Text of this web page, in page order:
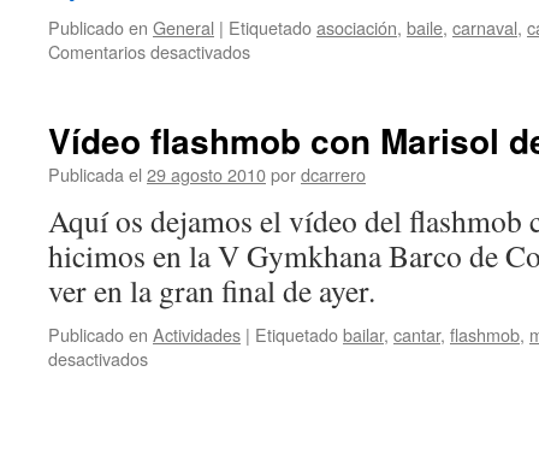
de
Herencia
Publicado en General | Etiquetadoasociación, baile, carnaval,
Comentarios desactivadosen
Carnaval
de
Vídeo flashmob con Marisol
Publicada el 29 agosto 2010pordcarrero
Aquí os dejamos el vídeo del flashmob
hicimos en la V Gymkhana Barco de
ver en la gran final de ayer.
Publicado en Actividades | Etiquetadobailar, cantar, flashmob,
desactivadosen